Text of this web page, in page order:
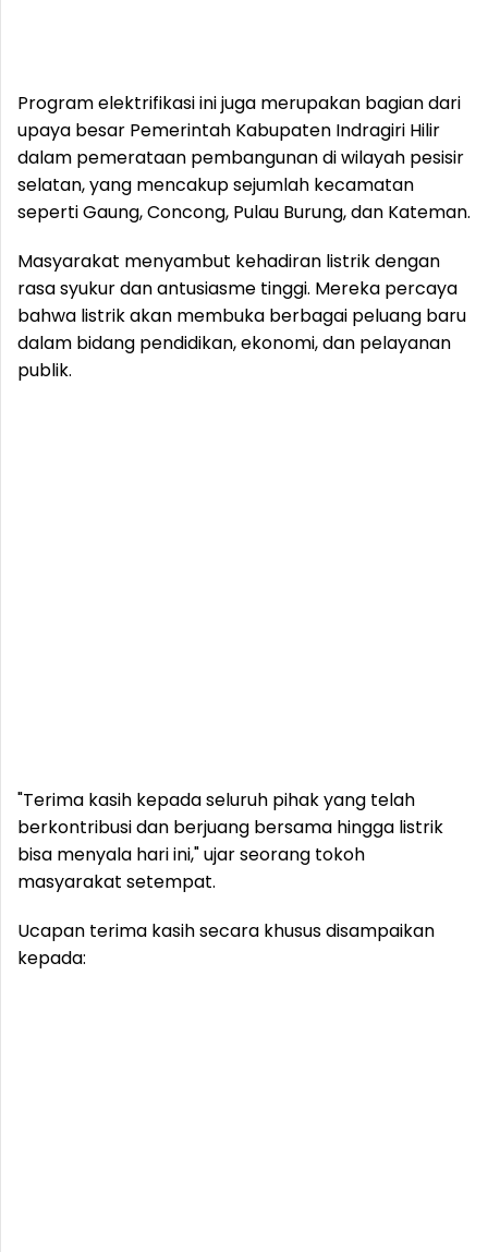
Program elektrifikasi ini juga merupakan bagian dari
upaya besar Pemerintah Kabupaten Indragiri Hilir
dalam pemerataan pembangunan di wilayah pesisir
selatan, yang mencakup sejumlah kecamatan
seperti Gaung, Concong, Pulau Burung, dan Kateman.
Masyarakat menyambut kehadiran listrik dengan
rasa syukur dan antusiasme tinggi. Mereka percaya
bahwa listrik akan membuka berbagai peluang baru
dalam bidang pendidikan, ekonomi, dan pelayanan
publik.
"Terima kasih kepada seluruh pihak yang telah
berkontribusi dan berjuang bersama hingga listrik
bisa menyala hari ini," ujar seorang tokoh
masyarakat setempat.
Ucapan terima kasih secara khusus disampaikan
kepada: